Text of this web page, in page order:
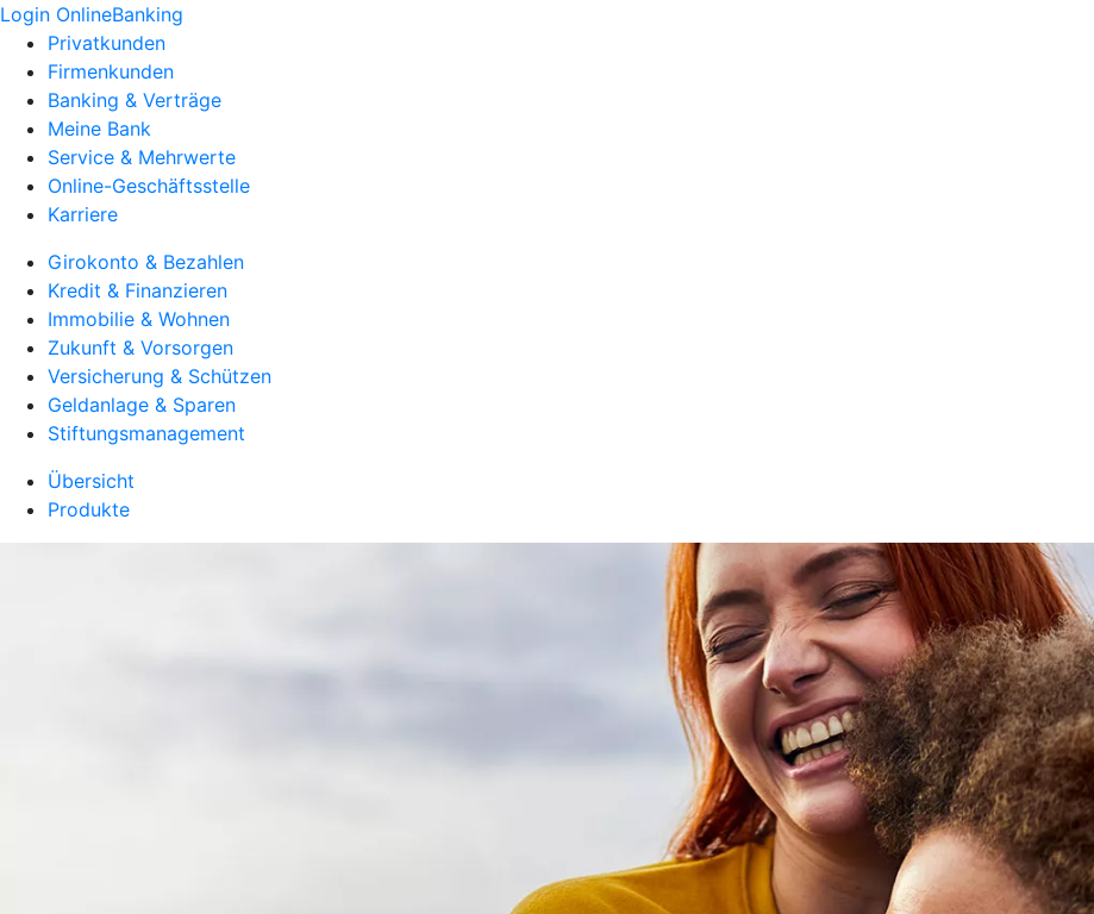
Login OnlineBanking
Privatkunden
Firmenkunden
Banking & Verträge
Meine Bank
Service & Mehrwerte
Online-Geschäftsstelle
Karriere
Girokonto & Bezahlen
Kredit & Finanzieren
Immobilie & Wohnen
Zukunft & Vorsorgen
Versicherung & Schützen
Geldanlage & Sparen
Stiftungsmanagement
Übersicht
Produkte